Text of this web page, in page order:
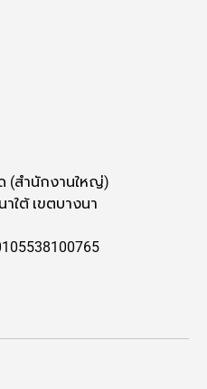
(สำนักงานใหญ่)
ใต้ เขตบางนา